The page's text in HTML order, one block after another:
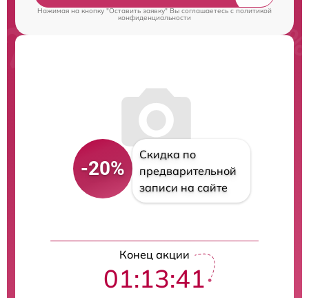
Нажимая на кнопку "Оставить заявку" Вы соглашаетесь cполитикой
конфиденциальности
-20%
Скидка по
предварительной
записи на сайте
Конец акции
01:13:40